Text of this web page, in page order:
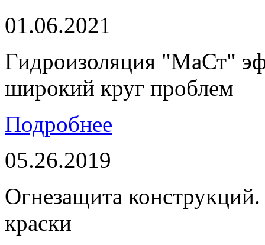
01.06.2021
Гидроизоляция "МаСт"
широкий круг проблем
Подробнее
05.26.2019
Огнезащита
краски